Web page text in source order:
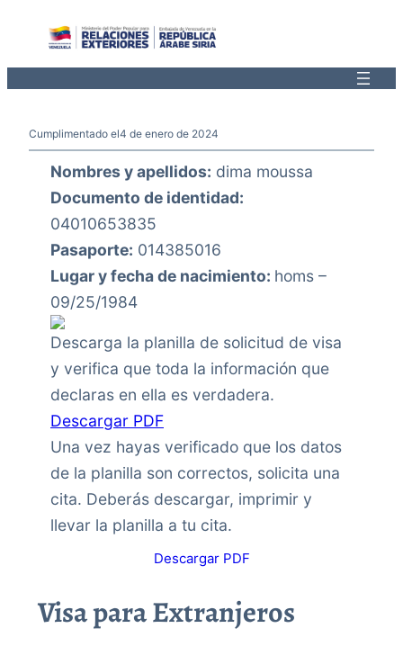
Cumplimentado el4 de enero de 2024
Nombres y apellidos: dima moussa
Documento de identidad:
04010653835
Pasaporte: 014385016
Lugar y fecha de nacimiento: homs –
09/25/1984
Descarga la planilla de solicitud de visa
y verifica que toda la información que
declaras en ella es verdadera.
Descargar PDF
Una vez hayas verificado que los datos
de la planilla son correctos, solicita una
cita. Deberás descargar, imprimir y
llevar la planilla a tu cita.
Descargar PDF
Visa para Extranjeros